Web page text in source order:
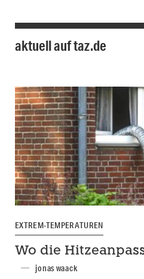
aktuell auf taz.de
EXTREM-TEMPERATUREN
Wo die
jonas waack